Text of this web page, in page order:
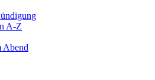
A-Z
Abend